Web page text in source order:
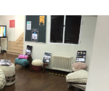
en
los